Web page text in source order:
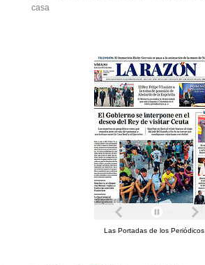
casa
Las Portadas de los Periódicos